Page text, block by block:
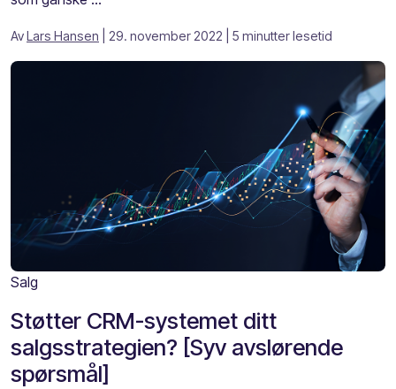
AvLars Hansen | 29. november 2022 | 5 minutter lesetid
Salg
Støtter CRM-systemet ditt
salgsstrategien? [Syv avslørende
spørsmål]